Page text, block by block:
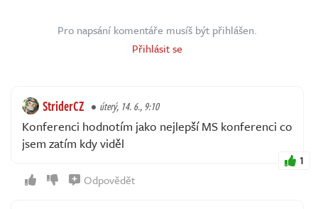
Pro napsání komentáře musíš být přihlášen.
Přihlásit se
StriderCZ úterý, 14. 6., 9:10
Konferenci hodnotím jako nejlepší MS konferenci co
jsem zatím kdy viděl
1
Odpovědět